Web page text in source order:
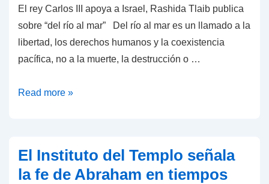
El rey Carlos III apoya a Israel, Rashida Tlaib publica
sobre “del río al mar” Del río al mar es un llamado a la
libertad, los derechos humanos y la coexistencia
pacífica, no a la muerte, la destrucción o …
El
apoya
a
Read more »
El Instituto del Templo señala
la fe de Abraham en tiempos